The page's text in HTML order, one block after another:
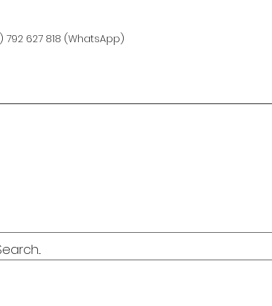
792 627 818 (WhatsApp)